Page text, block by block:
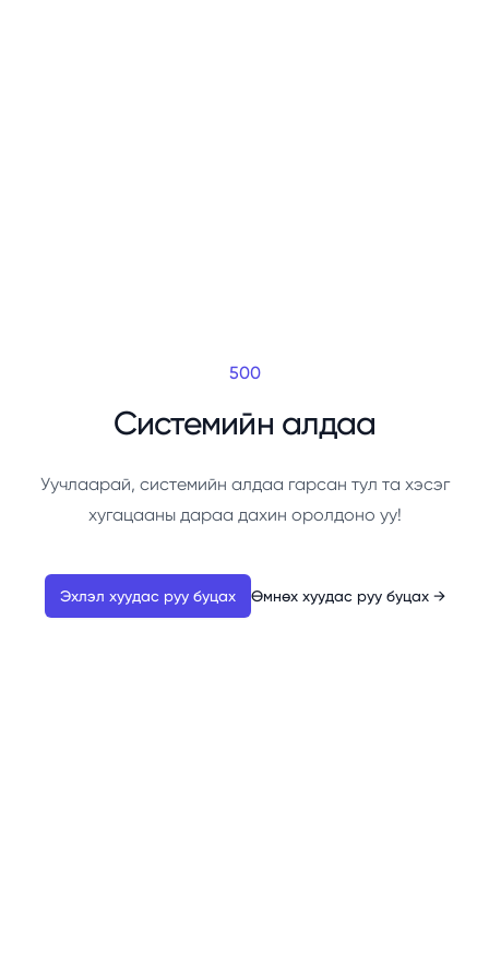
500
Системийн алдаа
Уучлаарай, системийн алдаа гарсан тул та хэсэг
хугацааны дараа дахин оролдоно уу!
Эхлэл хуудас руу буцах Өмнөх хуудас руу буцах →